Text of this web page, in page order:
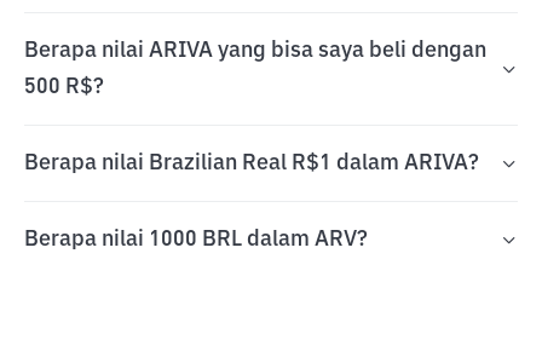
Berapa nilai ARIVA yang bisa saya beli dengan
500 R$?
Berapa nilai Brazilian Real R$1 dalam ARIVA?
Berapa nilai 1000 BRL dalam ARV?